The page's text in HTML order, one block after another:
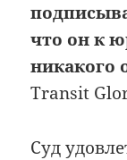
что он к
никакого
Transit
Суд